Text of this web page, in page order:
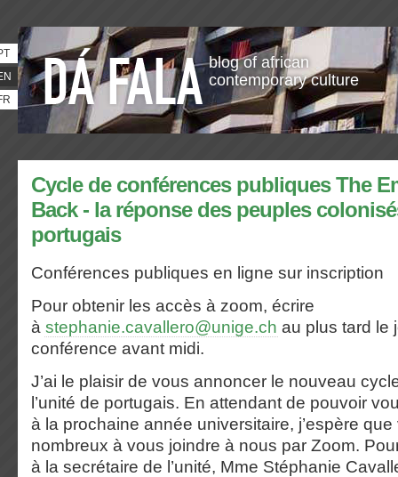
blog of african
contemporary culture
Cycle de conférences publiques The
Back - la réponse des peuples
portugais
Conférences publiques en ligne sur inscription
Pour obtenir les accès à zoom, écrire
à stephanie.cavallero@unige.ch au plus tard le
conférence avant midi.
J’ai le plaisir de vous annoncer le nouveau
l’unité de portugais. En attendant de pouvoir
à la prochaine année universitaire, j’espère
nombreux à vous joindre à nous par Zoom.
à la secrétaire de l’unité, Mme Stéphanie